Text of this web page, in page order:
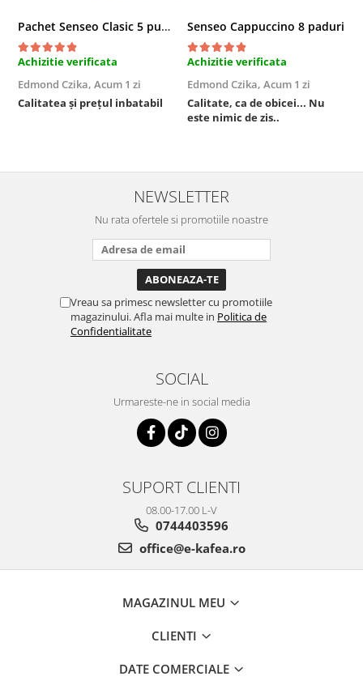
Pachet Senseo Clasic 5 pungi x 48 paduri
Achizitie verificata
Edmond Czika, Acum 1 zi
Calitatea și prețul inbatabil
Senseo Cappuccino 8 paduri
Achizitie verificata
Edmond Czika, Acum 1 zi
Calitate, ca de obicei... Nu
este nimic de zis..
NEWSLETTER
Nu rata ofertele si promotiile noastre
Vreau sa primesc newsletter cu promotiile
magazinului. Afla mai multe in Politica de
Confidentialitate
SOCIAL
Urmareste-ne in social media
SUPORT CLIENTI
08.00-17.00 L-V
0744403596
office@e-kafea.ro
MAGAZINUL MEU
CLIENTI
DATE COMERCIALE